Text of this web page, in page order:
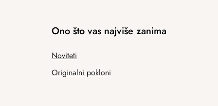
Ono što vas najviše zanima
Noviteti
Originalni pokloni